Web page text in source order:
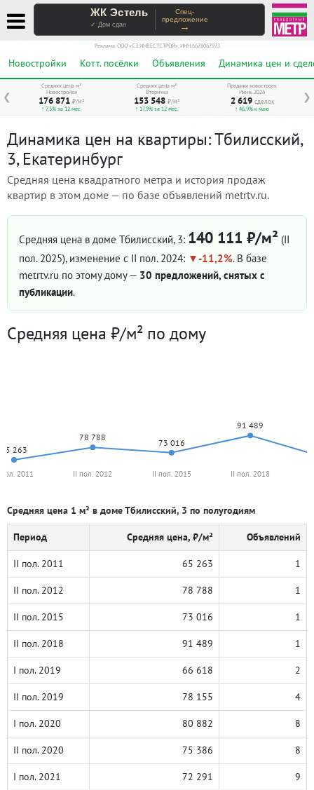
ЖК Эстель
✓ Дом сдан
Спец-
предложение
→
Реклама. ООО «СЗ ИНВЕСТСТРОЙ», ИНН 6678067973
Новостройки Котт. посёлки Объявления Динамика цен и
❮ ❯
Средняя цена м²
Новостройки
176 871 ₽/м²
↑ 7,5% за 12 мес.
Средняя цена м²
Вторичка
153 548 ₽/м²
↑ 17,9% за 12 мес.
Продажи новостроек
Июнь 2026
2 619 сделок
↑ 46,9% к маю
Динамика цен на квартиры: Тбилисский,
3, Екатеринбург
Средняя цена квадратного метра и история продаж
квартир в этом доме — по базе объявлений metrtv.ru.
Средняя цена в доме Тбилисский, 3: 140 111 ₽/м² (II
пол. 2025), изменение с II пол. 2024: -11,2%. В базе
metrtv.ru по этому дому — 30 предложений, снятых с
публикации.
Средняя цена ₽/м² по дому
65 263
78 788
73 016
91 489
2011 II пол. 2012 II пол. 2015 II пол. 2018
Средняя цена 1 м² в доме Тбилисский, 3 по полугодиям
Период Средняя цена, ₽/м² Объявлений
II пол. 2011 65 263 1
II пол. 2012 78 788 1
II пол. 2015 73 016 1
II пол. 2018 91 489 1
I пол. 2019 66 618 2
II пол. 2019 78 155 4
I пол. 2020 80 882 8
II пол. 2020 75 386 8
I пол. 2021 72 291 9